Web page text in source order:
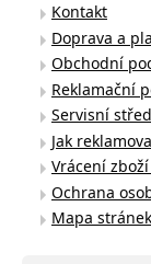
Kontakt
Doprava a
Obchodní
Reklamační
Servisní
Jak
Vrácení
Ochrana
Mapa stránek